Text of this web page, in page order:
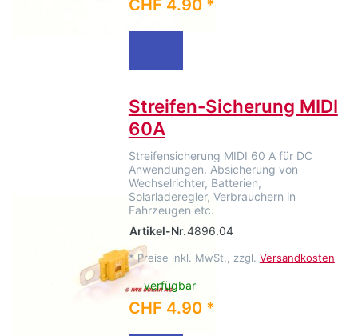
CHF 4.90 *
Streifen-Sicherung MIDI
60A
Streifensicherung MIDI 60 A für DC
Anwendungen. Absicherung von
Wechselrichter, Batterien,
Solarladeregler, Verbrauchern in
Fahrzeugen etc.
Artikel-Nr.4896.04
* Preise inkl. MwSt., zzgl. Versandkosten
verfügbar
CHF 4.90 *